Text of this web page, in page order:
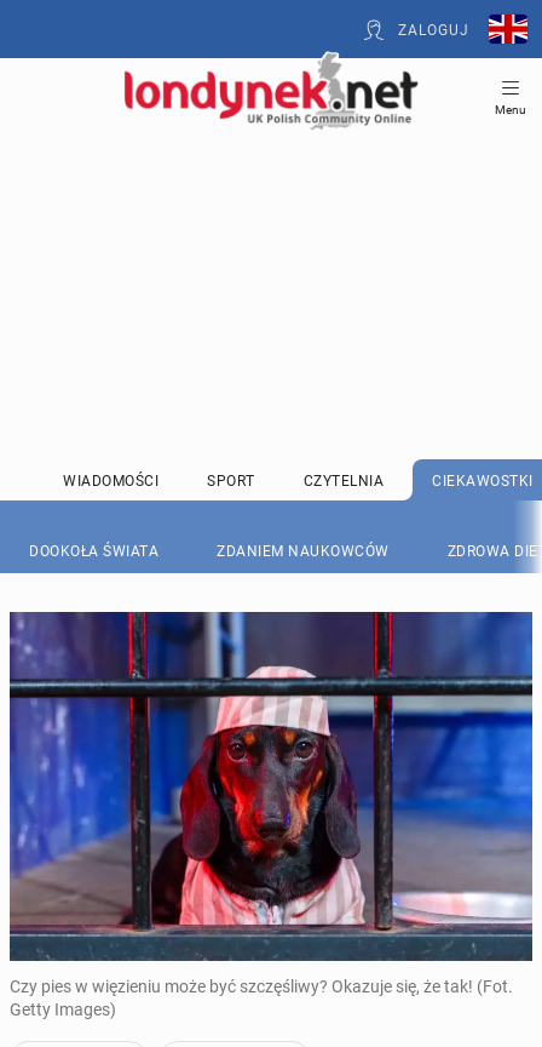
ZALOGUJ
Menu
WIADOMOŚCI SPORT CZYTELNIA CIEKAWOSTKI
DOOKOŁA ŚWIATA ZDANIEM NAUKOWCÓW ZDROWA
Czy pies w więzieniu może być szczęśliwy? Okazuje się, że tak! (Fot.
Getty Images)